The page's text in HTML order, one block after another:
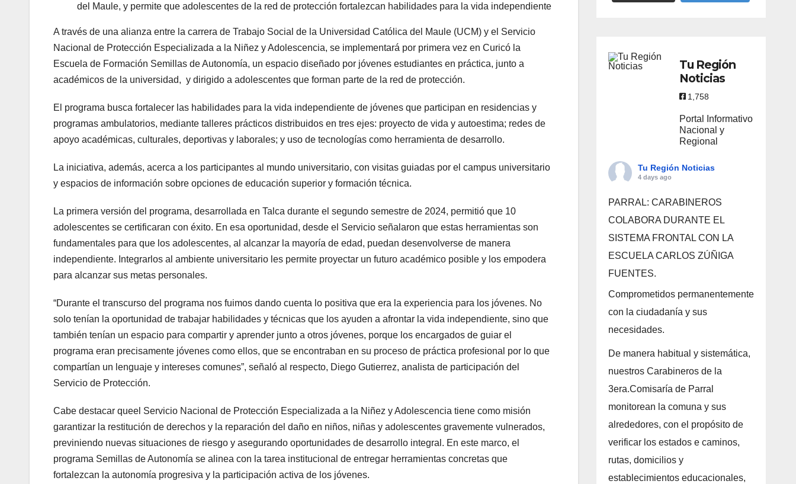
del Maule, y permite que adolescentes de la red de protección fortalezcan habilidades para la vida independiente
A través de una alianza entre la carrera de Trabajo Social de la Universidad Católica del Maule (UCM) y el Servicio
Nacional de Protección Especializada a la Niñez y Adolescencia, se implementará por primera vez en Curicó la
Escuela de Formación Semillas de Autonomía, un espacio diseñado por jóvenes estudiantes en práctica, junto a
académicos de la universidad, y dirigido a adolescentes que forman parte de la red de protección.
El programa busca fortalecer las habilidades para la vida independiente de jóvenes que participan en residencias y
programas ambulatorios, mediante talleres prácticos distribuidos en tres ejes: proyecto de vida y autoestima; redes de
apoyo académicas, culturales, deportivas y laborales; y uso de tecnologías como herramienta de desarrollo.
La iniciativa, además, acerca a los participantes al mundo universitario, con visitas guiadas por el campus universitario
y espacios de información sobre opciones de educación superior y formación técnica.
La primera versión del programa, desarrollada en Talca durante el segundo semestre de 2024, permitió que 10
adolescentes se certificaran con éxito. En esa oportunidad, desde el Servicio señalaron que estas herramientas son
fundamentales para que los adolescentes, al alcanzar la mayoría de edad, puedan desenvolverse de manera
independiente. Integrarlos al ambiente universitario les permite proyectar un futuro académico posible y los empodera
para alcanzar sus metas personales.
“Durante el transcurso del programa nos fuimos dando cuenta lo positiva que era la experiencia para los jóvenes. No
solo tenían la oportunidad de trabajar habilidades y técnicas que los ayuden a afrontar la vida independiente, sino que
también tenían un espacio para compartir y aprender junto a otros jóvenes, porque los encargados de guiar el
programa eran precisamente jóvenes como ellos, que se encontraban en su proceso de práctica profesional por lo que
compartían un lenguaje y intereses comunes”, señaló al respecto, Diego Gutierrez, analista de participación del
Servicio de Protección.
Cabe destacar queel Servicio Nacional de Protección Especializada a la Niñez y Adolescencia tiene como misión
garantizar la restitución de derechos y la reparación del daño en niños, niñas y adolescentes gravemente vulnerados,
previniendo nuevas situaciones de riesgo y asegurando oportunidades de desarrollo integral. En este marco, el
programa Semillas de Autonomía se alinea con la tarea institucional de entregar herramientas concretas que
fortalezcan la autonomía progresiva y la participación activa de los jóvenes.
Tu Región
Noticias
1,758
Portal Informativo
Nacional y
Regional
Tu Región Noticias
4 days ago
PARRAL: CARABINEROS
COLABORA DURANTE EL
SISTEMA FRONTAL CON LA
ESCUELA CARLOS ZÚÑIGA
FUENTES.
Comprometidos permanentemente
con la ciudadanía y sus
necesidades.
De manera habitual y sistemática,
nuestros Carabineros de la
3era.Comisaría de Parral
monitorean la comuna y sus
alrededores, con el propósito de
verificar los estados e caminos,
rutas, domicilios y
establecimientos educacionales,